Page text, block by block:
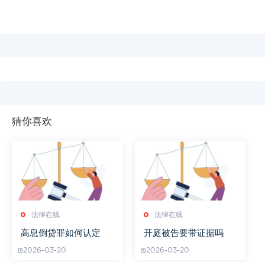
猜你喜欢
法律在线
高息倒贷罪如何认定
2026-03-20
法律在线
开庭被告要带证据吗
2026-03-20